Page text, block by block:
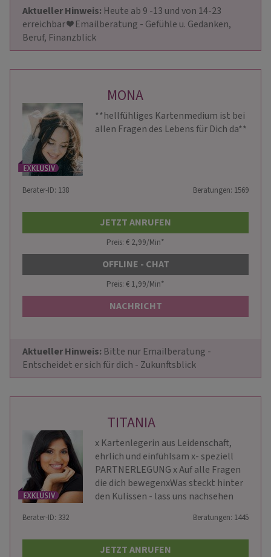
Aktueller Hinweis: Heute ab 9 -13 und von 14-23
erreichbar ❤️ Emailberatung - Gefühle u. Gedanken,
Beruf, Finanzblick
MONA
**hellfühliges Kartenmedium ist bei
allen Fragen des Lebens für Dich da**
Berater-ID: 138 Beratungen: 1569
JETZT ANRUFEN
Preis: € 2,99/Min*
OFFLINE - CHAT
Preis: € 1,99/Min*
NACHRICHT
Aktueller Hinweis: Bitte nur Emailberatung -
Entscheidet er sich für dich - Zukunftsblick
TITANIA
x️ Kartenlegerin aus Leidenschaft,
ehrlich und einfühlsam x- speziell
PARTNERLEGUNG x Auf alle Fragen
die dich bewegenxWas steckt hinter
den Kulissen - lass uns nachsehen
Berater-ID: 332 Beratungen: 1445
JETZT ANRUFEN